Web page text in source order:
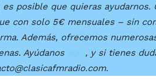
posible que quieras ayudarnos.
con solo 5€ mensuales – sin
Además, ofrecemos
Ayúdanos aquí, y si tienes